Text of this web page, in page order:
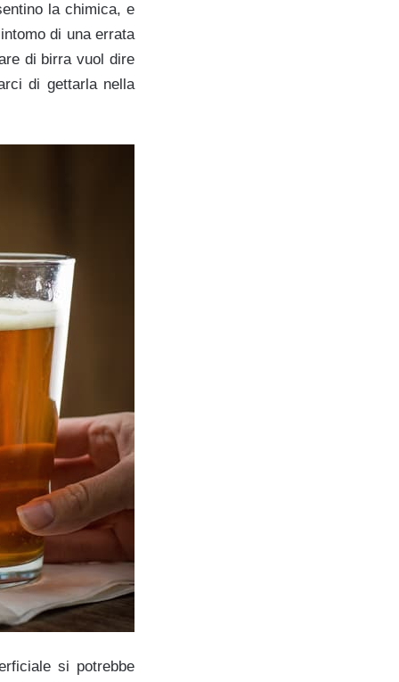
la chimica, e
di una errata
di birra vuol dire
di gettarla nella
si potrebbe